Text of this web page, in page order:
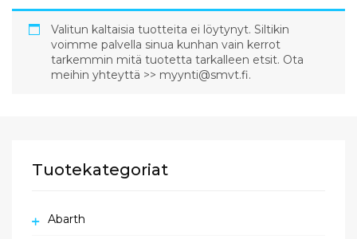
Valitun kaltaisia tuotteita ei löytynyt. Siltikin
voimme palvella sinua kunhan vain kerrot
tarkemmin mitä tuotetta tarkalleen etsit. Ota
meihin yhteyttä >> myynti@smvt.fi.
Tuotekategoriat
Abarth